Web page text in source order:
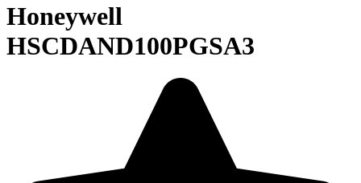
Honeywell
HSCDAND100PGSA3